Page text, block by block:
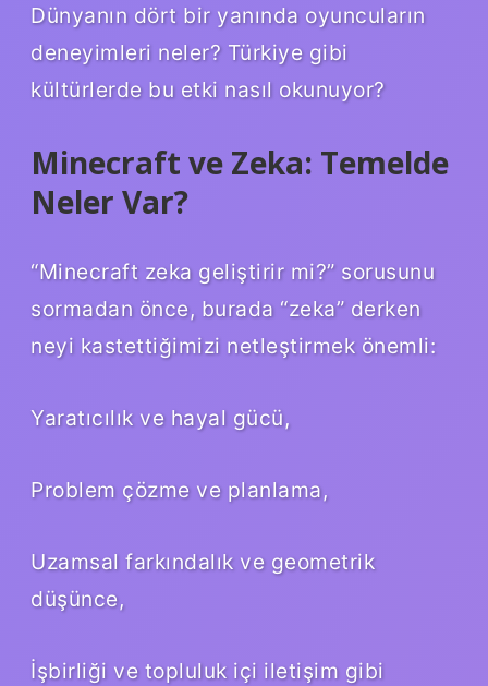
Dünyanın dört bir yanında oyuncuların
deneyimleri neler? Türkiye gibi
kültürlerde bu etki nasıl okunuyor?
Minecraft ve Zeka: Temelde
Neler Var?
“Minecraft zeka geliştirir mi?” sorusunu
sormadan önce, burada “zeka” derken
neyi kastettiğimizi netleştirmek önemli:
Yaratıcılık ve hayal gücü,
Problem çözme ve planlama,
Uzamsal farkındalık ve geometrik
düşünce,
İşbirliği ve topluluk içi iletişim gibi